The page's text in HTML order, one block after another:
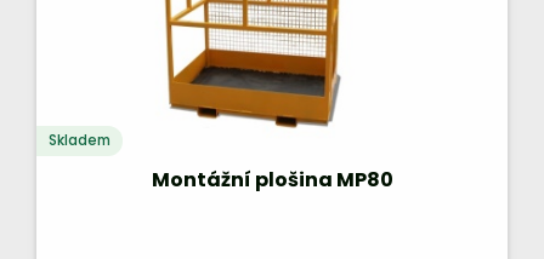
Skladem
Montážní plošina MP80